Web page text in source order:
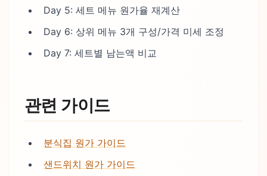
Day 5: 세트 메뉴 원가율 재계산
Day 6: 상위 메뉴 3개 구성/가격 미세 조정
Day 7: 세트별 남는액 비교
관련 가이드
분식집 원가 가이드
샌드위치 원가 가이드